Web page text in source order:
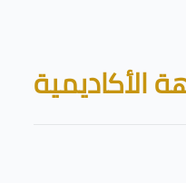
Blocks
الأكاديمية